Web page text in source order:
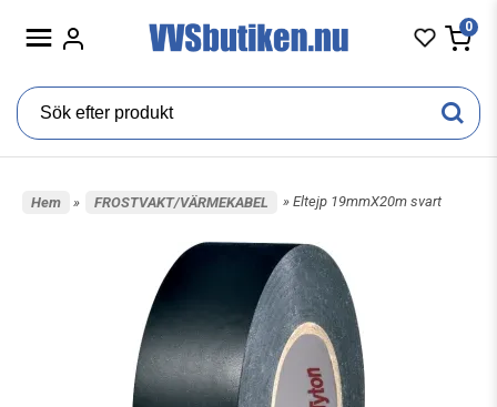
0
Hem » FROSTVAKT/VÄRMEKABEL » Eltejp 19mmX20m svart